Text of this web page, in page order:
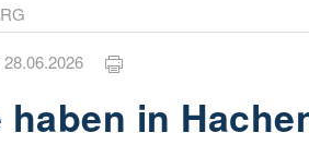
28.06.2026
haben in